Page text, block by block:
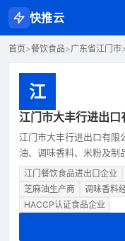
快推云
首页>餐饮食品>广东省江门市
江
江门市大丰行进出口
江门市大丰行进出口有限
油、调味香料、米粉及制
江门餐饮食品进出口企业
芝麻油生产商
调味香料
HACCP认证食品企业